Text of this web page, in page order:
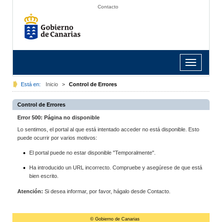
Contacto
Toggle
navigation
Está en: Inicio > Control de Errores
Control de Errores
Error 500: Página no disponible
Lo sentimos, el portal al que está intentado acceder no está disponible. Esto
puede ocurrir por varios motivos:
El portal puede no estar disponible "Temporalmente".
Ha introducido un URL incorrecto. Compruebe y asegúrese de que está
bien escrito.
Atención: Si desea informar, por favor, hágalo desde Contacto.
© Gobierno de Canarias